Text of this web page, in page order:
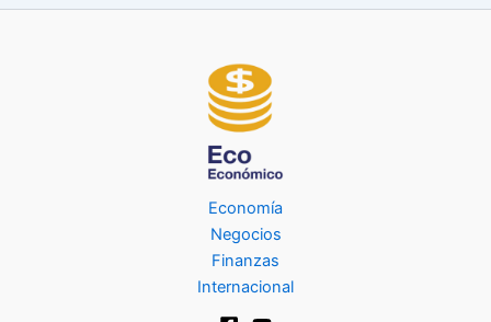
Economía
Negocios
Finanzas
Internacional